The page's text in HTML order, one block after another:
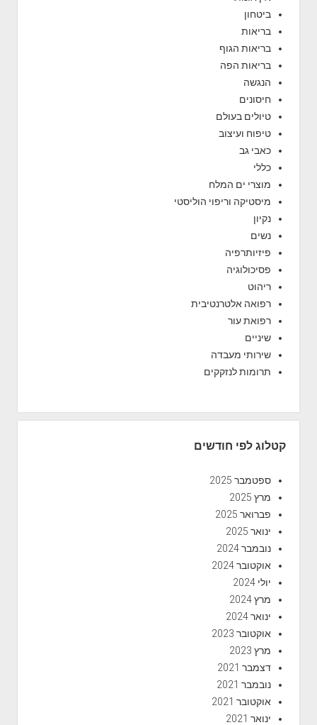
ביטחון
בריאות
בריאות הגוף
בריאות הפה
הנגשה
חיסונים
טיולים בעולם
טיפוח ועיצוב
כאבי גב
כללי
מוצרי ים המלח
מיסטיקה וריפוי הוליסטי
נקיון
נשים
פיזיותרפיה
פסיכולוגיה
ריהוט
רפואה אלטרנטיבית
רפואת עור
שיניים
שירותי מעבדה
תרומות לנזקקים
קטלוג לפי חודשים
ספטמבר 2025
מרץ 2025
פברואר 2025
ינואר 2025
נובמבר 2024
אוקטובר 2024
יולי 2024
מרץ 2024
ינואר 2024
אוקטובר 2023
מרץ 2023
דצמבר 2021
נובמבר 2021
אוקטובר 2021
ינואר 2021